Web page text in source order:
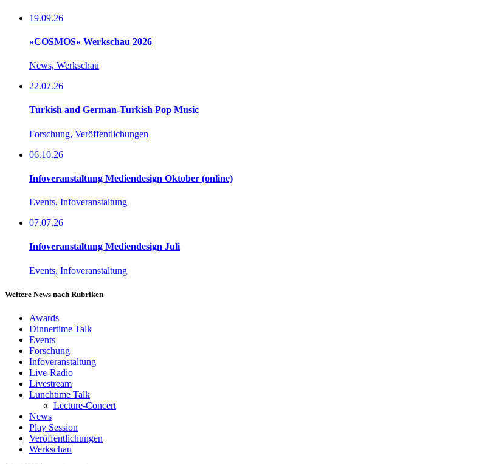
19.09.26
»COSMOS« Werkschau 2026
News, Werkschau
22.07.26
Turkish and German-Turkish Pop Music
Forschung, Veröffentlichungen
06.10.26
Infoveranstaltung Mediendesign Oktober (online)
Events, Infoveranstaltung
07.07.26
Infoveranstaltung Mediendesign Juli
Events, Infoveranstaltung
Weitere News nach Rubriken
Awards
Dinnertime Talk
Events
Forschung
Infoveranstaltung
Live-Radio
Livestream
Lunchtime Talk
Lecture-Concert
News
Play Session
Veröffentlichungen
Werkschau